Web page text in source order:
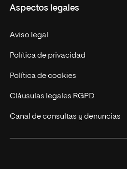
Trabaja en UNIR
Actualidad
Contáctanos
Aspectos legales
Aviso legal
Política de privacidad
Política de cookies
Cláusulas legales RGPD
Canal de consultas y denuncias